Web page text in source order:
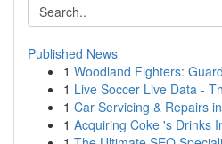
Published News
1 Woodland Fighters:
1 Live Soccer Live Data -
1 Car Servicing & Repairs
1 Acquiring Coke 's Drinks